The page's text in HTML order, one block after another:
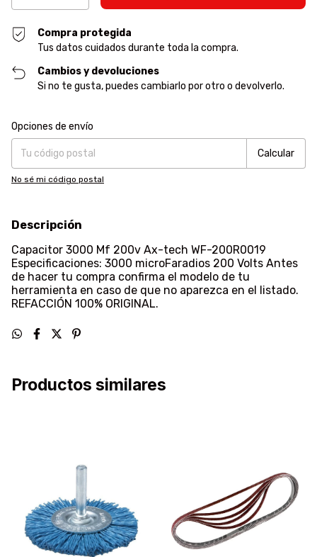
Compra protegida
Tus datos cuidados durante toda la compra.
Cambios y devoluciones
Si no te gusta, puedes cambiarlo por otro o devolverlo.
Entregas para el CP:
Opciones de envío
Calcular
No sé mi código postal
Descripción
Capacitor 3000 Mf 200v Ax-tech WF-200R0019
Especificaciones: 3000 microFaradios 200 Volts Antes
de hacer tu compra confirma el modelo de tu
herramienta en caso de que no aparezca en el listado.
REFACCIÓN 100% ORIGINAL.
Productos similares